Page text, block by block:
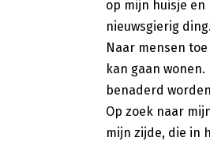
op mijn huisje
nieuwsgierig ding.
Naar mensen
kan gaan
benaderd
Op zoek naar
mijn zijde, die in